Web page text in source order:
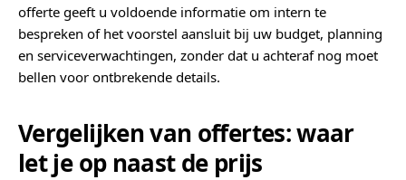
offerte geeft u voldoende informatie om intern te
bespreken of het voorstel aansluit bij uw budget, planning
en serviceverwachtingen, zonder dat u achteraf nog moet
bellen voor ontbrekende details.
Vergelijken van offertes: waar
let je op naast de prijs